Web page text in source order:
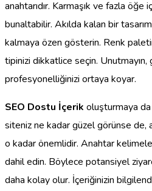
anahtarıdır. Karmaşık ve fazla öğe
bunaltabilir. Akılda kalan bir
kalmaya özen gösterin. Renk
tipinizi dikkatlice seçin.
profesyonelliğinizi ortaya koyar.
SEO Dostu İçerik oluşturmaya
siteniz ne kadar güzel görünse de,
o kadar önemlidir. Anahtar
dahil edin. Böylece potansiyel
daha kolay olur. İçeriğinizin